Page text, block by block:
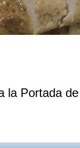
la Portada